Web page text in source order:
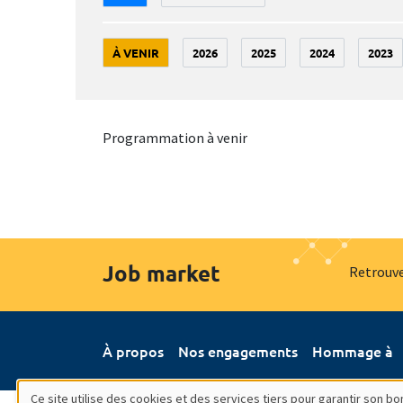
À VENIR 2026 2025 2024 2023
Programmation à venir
Job market
À propos Nos engagements Hommage à
Ce site utilise des cookies et des services tiers pour garantir son